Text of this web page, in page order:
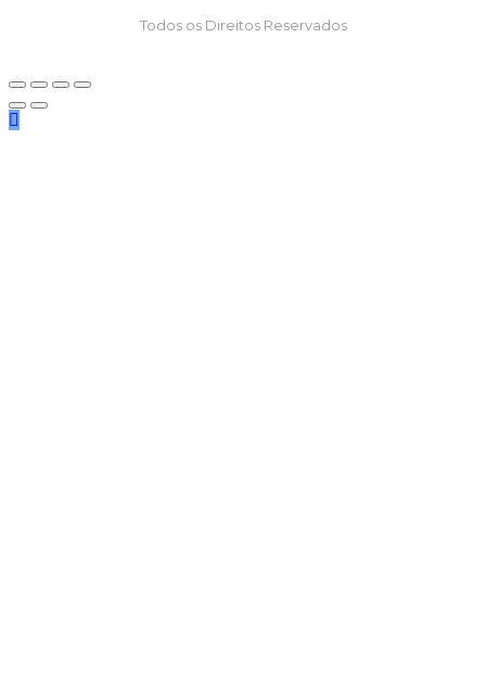
Todos os Direitos Reservados